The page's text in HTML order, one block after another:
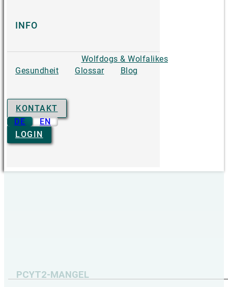
INFO
Wolfdogs & Wolfalikes
Gesundheit
Glossar Blog
KONTAKT
DE
EN
LOGIN
PCYT2-MANGEL